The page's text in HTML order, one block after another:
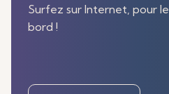
Surfez sur Internet, pour
bord !